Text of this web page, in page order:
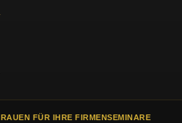
FÜR IHRE FIRMENSEMINARE